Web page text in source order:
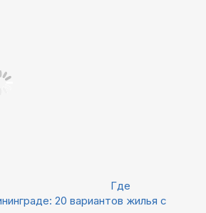
Где
20 вариантов жилья с